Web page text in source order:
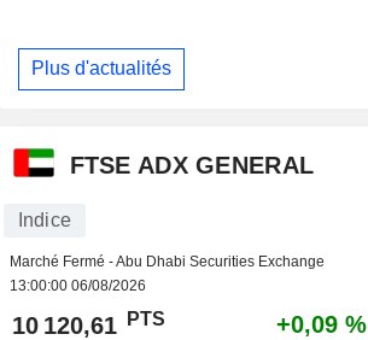
Plus d'actualités
FTSE ADX GENERAL
Indice
Marché Fermé - Abu Dhabi Securities Exchange
13:00:00 06/08/2026
10 120,61 PTS +0,09 %